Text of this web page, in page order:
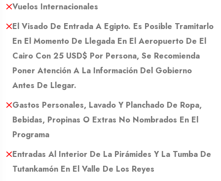
Vuelos Internacionales
El Visado De Entrada A Egipto. Es Posible Tramitarlo
En El Momento De Llegada En El Aeropuerto De El
Cairo Con 25 USD$ Por Persona, Se Recomienda
Poner Atención A La Información Del Gobierno
Antes De Llegar.
Gastos Personales, Lavado Y Planchado De Ropa,
Bebidas, Propinas O Extras No Nombrados En El
Programa
Entradas Al Interior De La Pirámides Y La Tumba De
Tutankamón En El Valle De Los Reyes